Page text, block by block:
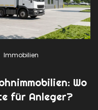
Immobilien
Wo
für Anleger?